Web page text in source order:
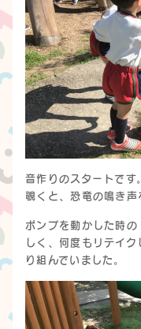
音作りのスタートです
覗くと、恐竜の鳴き声
ポンプを動かした時
しく、何度もリテイ
り組んでいました。